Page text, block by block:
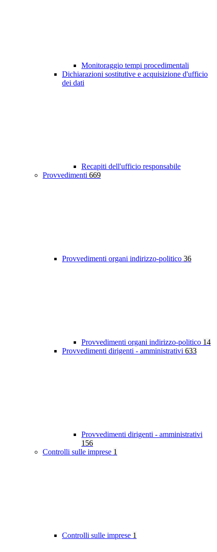
Monitoraggio tempi procedimentali
Dichiarazioni sostitutive e acquisizione d'ufficio
dei dati
Recapiti dell'ufficio responsabile
Provvedimenti 669
Provvedimenti organi indirizzo-politico 36
Provvedimenti organi indirizzo-politico 14
Provvedimenti dirigenti - amministrativi 633
Provvedimenti dirigenti - amministrativi
156
Controlli sulle imprese 1
Controlli sulle imprese 1